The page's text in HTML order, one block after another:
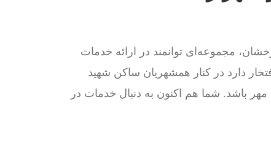
، با بیش از 15 سال سابقه درخشان، مجموعه‌ای توانمند در ارائه خدمات
دارد در کنار همشهریان ساکن شهيد
باشد. شما هم اکنون به دنبال خدمات در